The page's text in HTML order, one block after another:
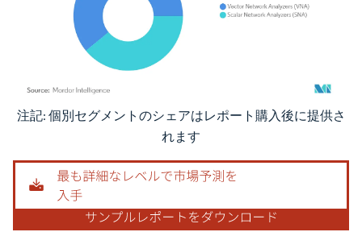
画像 © Mordor Intelligence。再利用にはCC BY 4.0の表示が必要です。
注記: 個別セグメントのシェアはレポート購入後に提供さ
れます